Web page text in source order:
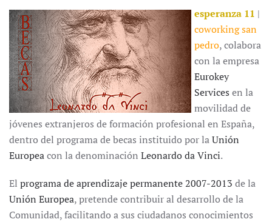
esperanza 11 |
coworking san
pedro, colabora
con la empresa
Eurokey
Services en la
movilidad de
jóvenes extranjeros de formación profesional en España,
dentro del programa de becas instituido por laUnión
Europeacon la denominación Leonardo da Vinci.
El programa de aprendizaje permanente 2007-2013 de la
Unión Europea, pretende contribuir al desarrollo de la
Comunidad, facilitando a sus ciudadanos conocimientos